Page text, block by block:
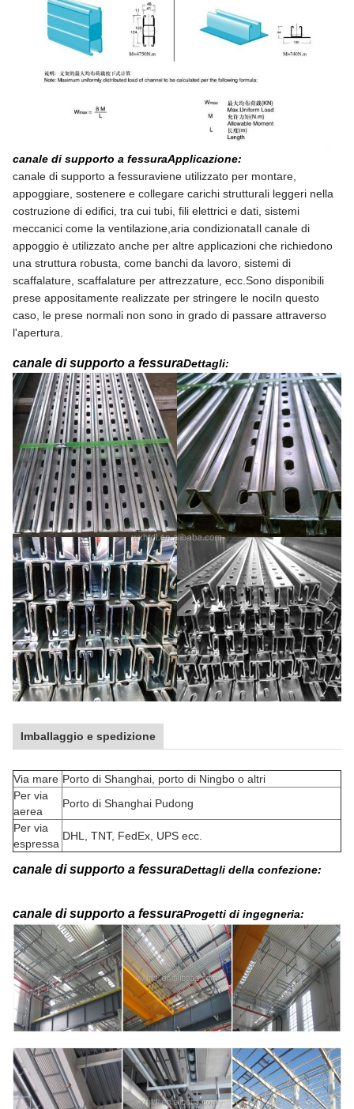
canale di supporto a fessuraApplicazione:
canale di supporto a fessuraviene utilizzato per montare,
appoggiare, sostenere e collegare carichi strutturali leggeri nella
costruzione di edifici, tra cui tubi, fili elettrici e dati, sistemi
meccanici come la ventilazione,aria condizionataIl canale di
appoggio è utilizzato anche per altre applicazioni che richiedono
una struttura robusta, come banchi da lavoro, sistemi di
scaffalature, scaffalature per attrezzature, ecc.Sono disponibili
prese appositamente realizzate per stringere le nociIn questo
caso, le prese normali non sono in grado di passare attraverso
l'apertura.
canale di supporto a fessuraDettagli:
Imballaggio e spedizione
Via mare Porto di Shanghai, porto di Ningbo o altri
Per via
aerea
Porto di Shanghai Pudong
Per via
espressa
DHL, TNT, FedEx, UPS ecc.
canale di supporto a fessuraDettagli della confezione:
canale di supporto a fessuraProgetti di ingegneria: